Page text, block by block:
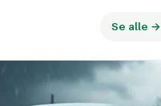
Se alle →